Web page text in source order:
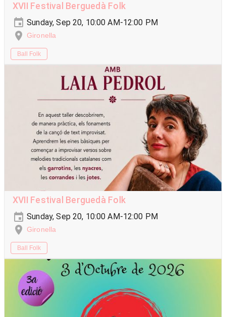
XVII Festival Berguedà Folk
Sunday, Sep 20, 10:00 AM-12:00 PM
Gironella
Ball Folk
XVII Festival Berguedà Folk
Sunday, Sep 20, 10:00 AM-12:00 PM
Gironella
Ball Folk